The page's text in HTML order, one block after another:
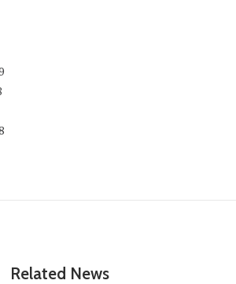
Related News